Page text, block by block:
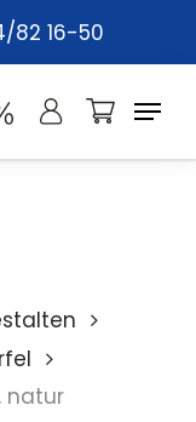
82 16-50
natur